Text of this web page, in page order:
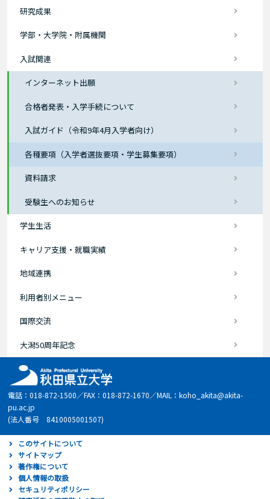
研究成果
学部・大学院・附属機関
入試関連
インターネット出願
合格者発表・入学手続について
入試ガイド（令和9年4月入学者向け）
各種要項（入学者選抜要項・学生募集要項）
資料請求
受験生へのお知らせ
学生生活
キャリア支援・就職実績
地域連携
利用者別メニュー
国際交流
大潟50周年記念
電話：018-872-1500／FAX：018-872-1670／MAIL：koho_akita@akita-
pu.ac.jp
(法人番号 8410005001507)
このサイトについて
サイトマップ
著作権について
個人情報の取扱
セキュリティポリシー